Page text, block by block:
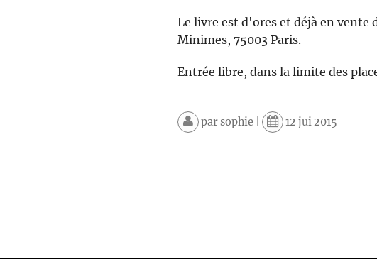
Le livre est d'ores et déjà en vente
Minimes, 75003 Paris.
Entrée libre, dans la limite des
parsophie| 12 jui 2015